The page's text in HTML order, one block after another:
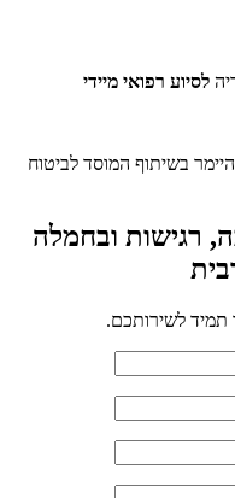
לסיוע רפואי מיידי
בשיתוף המוסד לביטוח
רגישות ובחמלה
תמיד לשירותכם.